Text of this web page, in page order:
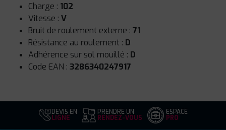
Charge : 102
Vitesse : V
Bruit de roulement externe : 71
Résistance au roulement : D
Adhérence sur sol mouillé : D
Code EAN : 3286340247917
DEVIS EN
LIGNE
PRENDRE UN
RENDEZ-VOUS
ESPACE
PRO